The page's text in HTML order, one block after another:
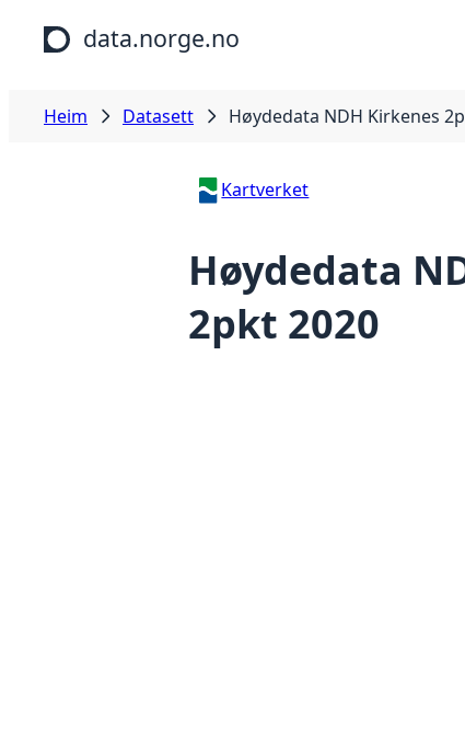
Hopp til hovudinnhald
data.norge.no
Heim Datasett Høydedata NDH Kirkenes
Kartverket
Høydedata
2pkt 2020